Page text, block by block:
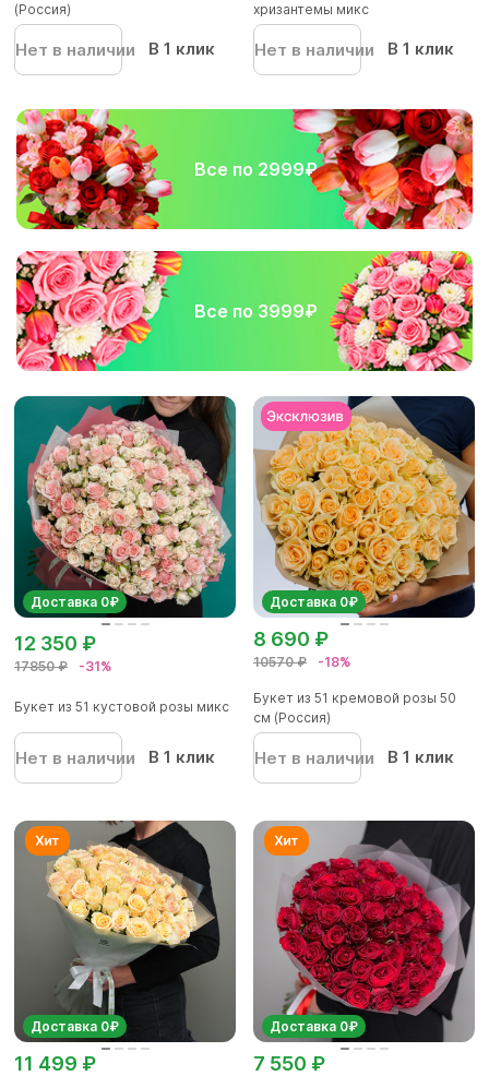
(Россия)
Нет в наличии В 1 клик
хризантемы микс
Нет в наличии В 1 клик
Все по 2999₽
Все по 3999₽
Доставка 0₽
17850 ₽ -31%
12 350 ₽
Букет из 51 кустовой розы микс
Нет в наличии В 1 клик
Доставка 0₽
10570 ₽ -18%
8 690 ₽
Букет из 51 кремовой розы 50
см (Россия)
Нет в наличии В 1 клик
Доставка 0₽
11 499 ₽
Доставка 0₽
7 550 ₽